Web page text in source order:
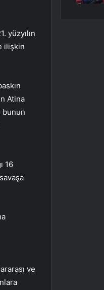
yüzyılın
ilişkin
Atina
bunun
16
ve